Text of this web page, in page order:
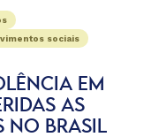
sociais
EM
AS
NO BRASIL